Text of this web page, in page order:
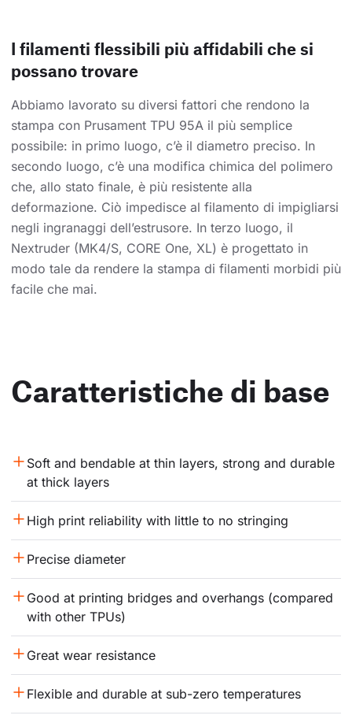
I filamenti flessibili più affidabili che si
possano trovare
Abbiamo lavorato su diversi fattori che rendono la
stampa con Prusament TPU 95A il più semplice
possibile: in primo luogo, c’è il diametro preciso. In
secondo luogo, c’è una modifica chimica del polimero
che, allo stato finale, è più resistente alla
deformazione. Ciò impedisce al filamento di impigliarsi
negli ingranaggi dell’estrusore. In terzo luogo, il
Nextruder (MK4/S, CORE One, XL) è progettato in
modo tale da rendere la stampa di filamenti morbidi più
facile che mai.
Caratteristiche di base
Soft and bendable at thin layers, strong and durable
at thick layers
High print reliability with little to no stringing
Precise diameter
Good at printing bridges and overhangs (compared
with other TPUs)
Great wear resistance
Flexible and durable at sub-zero temperatures